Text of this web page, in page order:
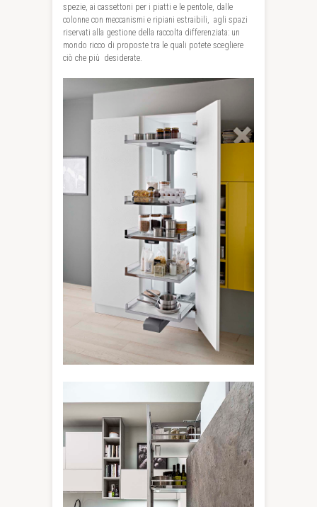
spezie, ai cassettoni per i piatti e le pentole, dalle
colonne con meccanismi e ripiani estraibili, agli spazi
riservati alla gestione della raccolta differenziata: un
mondo ricco di proposte tra le quali potete scegliere
ciò che più desiderate.